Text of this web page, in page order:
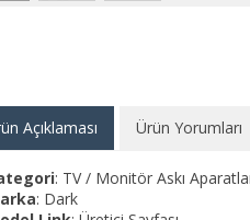
Açıklaması Ürün Yorumları
: TV / Monitör Askı
: Dark